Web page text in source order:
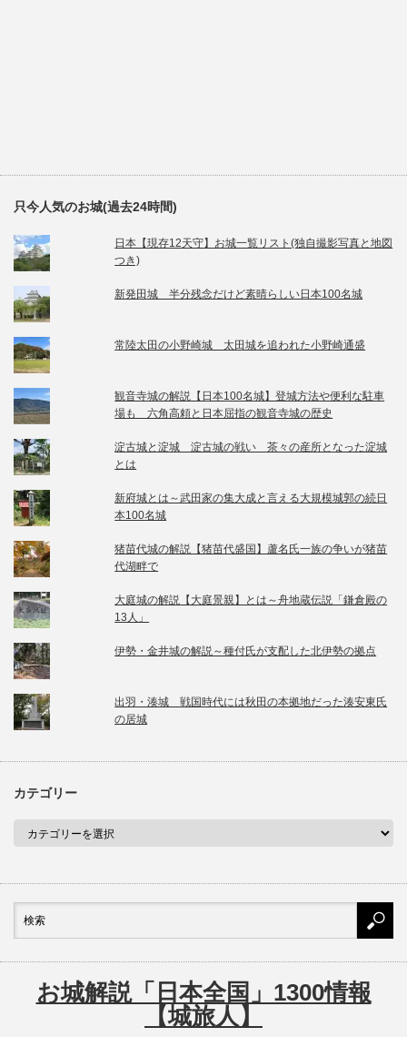
只今人気のお城(過去24時間)
日本【現存12天守】お城一覧リスト(独自撮影写真と地図
つき)
新発田城 半分残念だけど素晴らしい日本100名城
常陸太田の小野崎城 太田城を追われた小野崎通盛
観音寺城の解説【日本100名城】登城方法や便利な駐車
場も 六角高頼と日本屈指の観音寺城の歴史
淀古城と淀城 淀古城の戦い 茶々の産所となった淀城
とは
新府城とは～武田家の集大成と言える大規模城郭の続日
本100名城
猪苗代城の解説【猪苗代盛国】蘆名氏一族の争いが猪苗
代湖畔で
大庭城の解説【大庭景親】とは～舟地蔵伝説「鎌倉殿の
13人」
伊勢・金井城の解説～種付氏が支配した北伊勢の拠点
出羽・湊城 戦国時代には秋田の本拠地だった湊安東氏
の居城
カテゴリー
お城解説「日本全国」1300情報
【城旅人】